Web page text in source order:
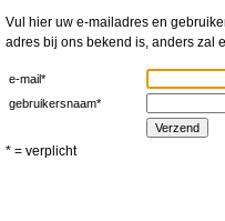
Vul hier uw e-mailadres en
adres bij ons bekend is, anders zal
e-mail*
gebruikersnaam*
* = verplicht